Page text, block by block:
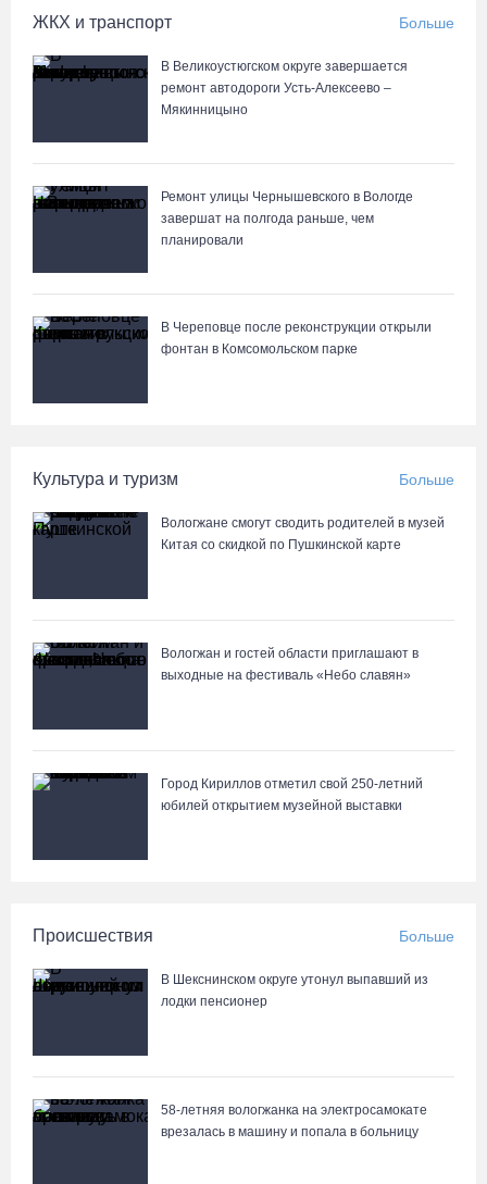
Выборы-2026: кому отдает победу поквартирный опрос
06.08.26 / 17:18
06.08.26 / 17:10
122 школьника из Алчевска прибыли на «Территорию
талантов» в Вологодской области
В Тотемском округе построили три дома для работников села
06.08.26 / 16:12
06.08.26 / 15:42
ЖКХ и транспорт Больше
В Великоустюгском округе завершается
ремонт автодороги Усть-Алексеево –
Мякинницыно
Ремонт улицы Чернышевского в Вологде
завершат на полгода раньше, чем
планировали
В Череповце после реконструкции открыли
фонтан в Комсомольском парке
Культура и туризм Больше
Вологжане смогут сводить родителей в музей
Китая со скидкой по Пушкинской карте
Вологжан и гостей области приглашают в
выходные на фестиваль «Небо славян»
Город Кириллов отметил свой 250-летний
юбилей открытием музейной выставки
Происшествия Больше
В Шекснинском округе утонул выпавший из
лодки пенсионер
58-летняя вологжанка на электросамокате
врезалась в машину и попала в больницу